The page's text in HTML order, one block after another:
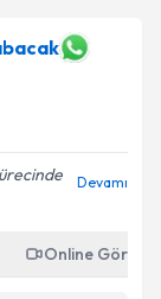
Devamı
Online